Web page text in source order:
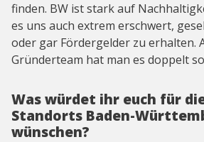
finden. BW ist stark auf
es uns auch extrem erschwert,
oder gar Fördergelder zu erhalten.
Gründerteam hat man es doppelt
Was würdet ihr euch für
Standorts Baden-
wünschen?